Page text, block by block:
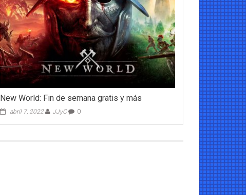
New World: Fin de semana gratis y más
abril 7, 2022 JJyC 0